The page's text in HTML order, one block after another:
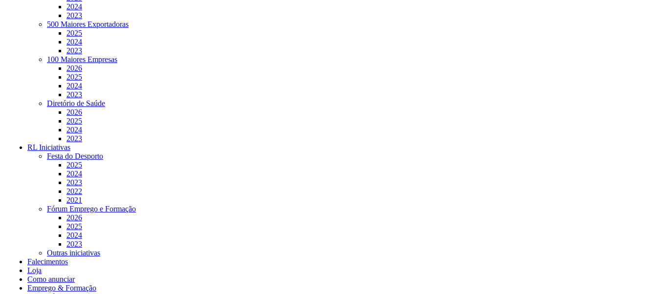
2024
2023
500 Maiores Exportadoras
2025
2024
2023
100 Maiores Empresas
2026
2025
2024
2023
Diretório de Saúde
2026
2025
2024
2023
RL Iniciativas
Festa do Desporto
2025
2024
2023
2022
2021
Fórum Emprego e Formação
2026
2025
2024
2023
Outras iniciativas
Falecimentos
Loja
Como anunciar
Emprego & Formação